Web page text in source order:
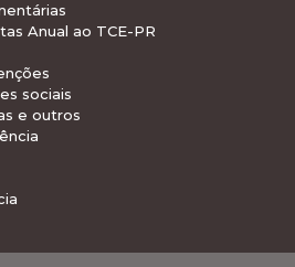
Anual ao TCE-PR
sociais
e outros